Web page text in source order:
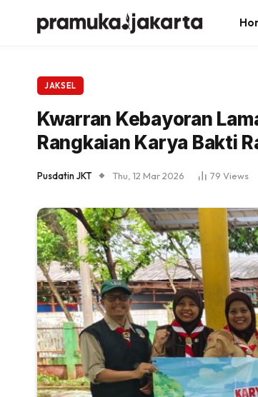
JAKSEL
Kwarran Kebayoran
Rangkaian Karya Bakti
Pusdatin JKT Thu, 12 Mar 2026 79 Views